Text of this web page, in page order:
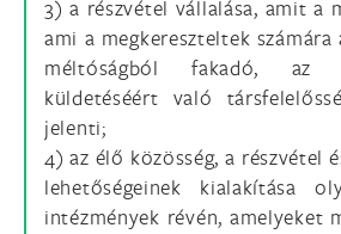
3) a részvétel vállalása, amit a
ami a megkereszteltek számára
méltóságból fakadó, az
küldetéséért való
jelenti;
4) az élő közösség, a részvétel
lehetőségeinek kialakítása
intézmények révén, amelyeket